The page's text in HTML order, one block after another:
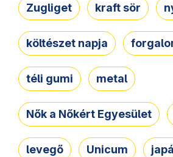
Zugliget kraft sör
költészet napja
téli gumi metal
Nők a Nőkért Egyesület
levegő Unicum